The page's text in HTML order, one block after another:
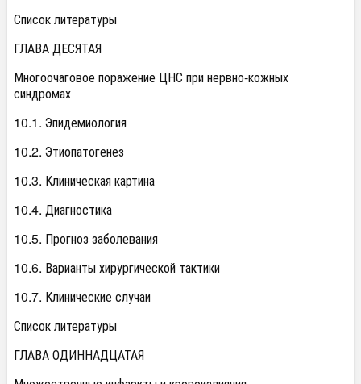
Список литературы
ГЛАВА ДЕСЯТАЯ
Многоочаговое поражение ЦНС при нервно-кожных
синдромах
10.1. Эпидемиология
10.2. Этиопатогенез
10.3. Клиническая картина
10.4. Диагностика
10.5. Прогноз заболевания
10.6. Варианты хирургической тактики
10.7. Клинические случаи
Список литературы
ГЛАВА ОДИННАДЦАТАЯ